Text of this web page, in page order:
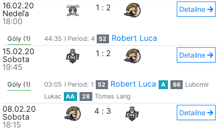
16.02.20
Nedeľa
18:00
1 : 2 Detailne
Góly (1) 44:35 I Period: 4 52
Robert Luca
15.02.20
Sobota
19:45
1 : 2 Detailne
Góly (1) 03:05 I Period: 1 52 Robert Luca A 66
Lubomir
Lukac
AA 28 Tomas Lang
08.02.20
Sobota
18:15
4 : 3 Detailne